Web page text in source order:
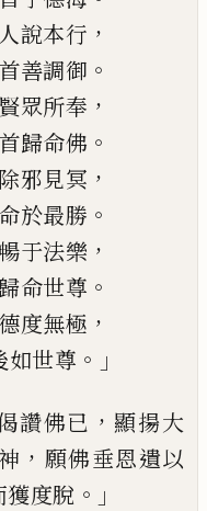
說本行 ，
善調御 。
賢眾所奉 ，
歸命佛 。
邪見冥 ，
於最勝 。
于法樂 ，
命世尊 。
度無極 ，
如世尊 。」
讚佛已 ， 顯揚大
， 願佛垂恩遺以
獲度脫 。」